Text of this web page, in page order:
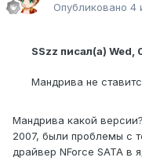
Опубликовано 4
SSzz писал(а)
Мандрива не
Мандрива какой
2007, были проблемы с
драйвер NForce SATA в